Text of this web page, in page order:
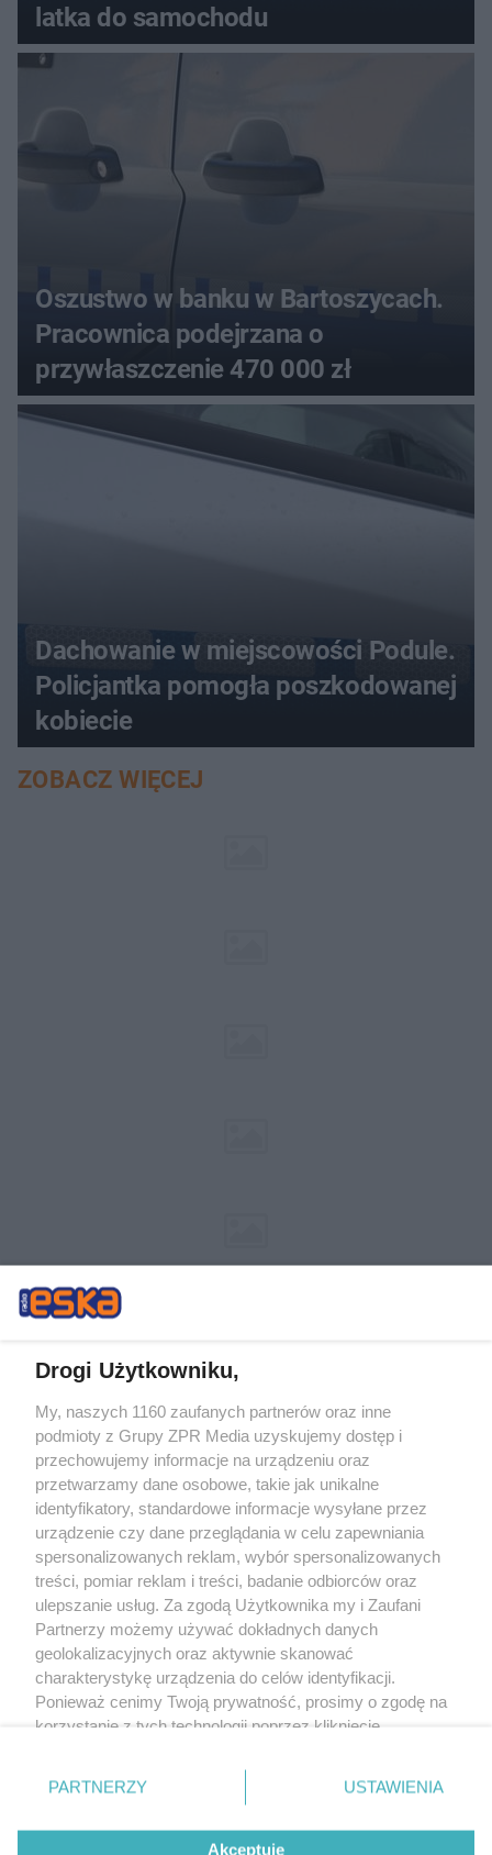
latka do samochodu
Oszustwo w banku w Bartoszycach.
Pracownica podejrzana o
przywłaszczenie 470 000 zł
Dachowanie w miejscowości Podule.
Policjantka pomogła poszkodowanej
kobiecie
ZOBACZ WIĘCEJ
Żaden utwór zamieszczony w serwisie nie może być powielany i
rozpowszechniany lub dalej rozpowszechniany w jakikolwiek sposób (w
tym także elektroniczny lub mechaniczny) na jakimkolwiek polu
eksploatacji w jakiejkolwiek formie, włącznie z umieszczaniem w Internecie
bez pisemnej zgody właściciela praw. Jakiekolwiek użycie lub
wykorzystanie utworów w całości lub w części z naruszeniem prawa, tzn.
bez właściwej zgody, jest zabronione pod groźbą kary i może być ścigane
prawnie.
O nas
Drogi Użytkowniku,
My, naszych 1160 zaufanych partnerów oraz inne
podmioty z Grupy ZPR Media uzyskujemy dostęp i
przechowujemy informacje na urządzeniu oraz
przetwarzamy dane osobowe, takie jak unikalne
identyfikatory, standardowe informacje wysyłane przez
urządzenie czy dane przeglądania w celu zapewniania
spersonalizowanych reklam, wybór spersonalizowanych
treści, pomiar reklam i treści, badanie odbiorców oraz
ulepszanie usług. Za zgodą Użytkownika my i Zaufani
Partnerzy możemy używać dokładnych danych
geolokalizacyjnych oraz aktywnie skanować
charakterystykę urządzenia do celów identyfikacji.
Ponieważ cenimy Twoją prywatność, prosimy o zgodę na
korzystanie z tych technologii poprzez kliknięcie
zmienić/wycofać klikając przycisk ustawień prywatności
znajdujący się w lewym dolnym rogu strony
rodzaje przetwarzania danych nie wymagają zgody
użytkownika, ale masz prawo sprzeciwić się takiemu
PARTNERZY USTAWIENIA
Akceptuję